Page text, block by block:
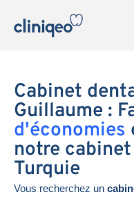
Cabinet
Guillaume :
d'économies
notre
Turquie
Vous recherchez un